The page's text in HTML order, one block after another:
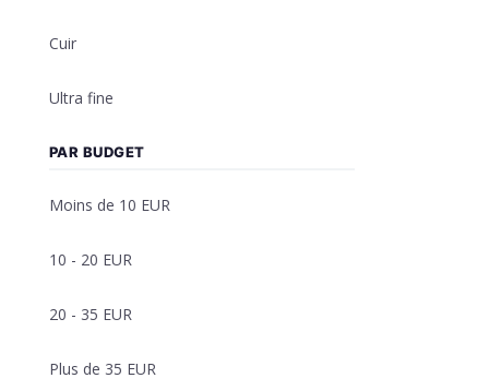
Cuir
Ultra fine
PAR BUDGET
Moins de 10 EUR
10 - 20 EUR
20 - 35 EUR
Plus de 35 EUR